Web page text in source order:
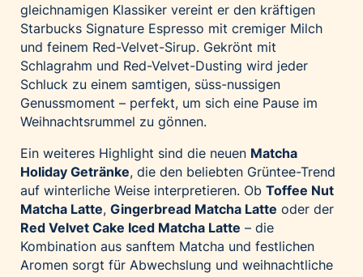
gleichnamigen Klassiker vereint er den kräftigen
Starbucks Signature Espresso mit cremiger Milch
und feinem Red-Velvet-Sirup. Gekrönt mit
Schlagrahm und Red-Velvet-Dusting wird jeder
Schluck zu einem samtigen, süss-nussigen
Genussmoment – perfekt, um sich eine Pause im
Weihnachtsrummel zu gönnen.
Ein weiteres Highlight sind die neuen Matcha
Holiday Getränke, die den beliebten Grüntee-Trend
auf winterliche Weise interpretieren. Ob Toffee Nut
Matcha Latte, Gingerbread Matcha Latte oder der
Red Velvet Cake Iced Matcha Latte – die
Kombination aus sanftem Matcha und festlichen
Aromen sorgt für Abwechslung und weihnachtliche